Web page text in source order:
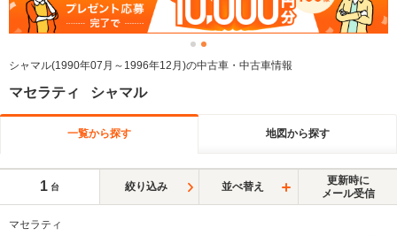
シャマル(1990年07月～1996年12月)の中古車・中古車情報
マセラティ シャマル
一覧から探す 地図から探す
1 台 絞り込み 並べ替え
更新時に
メール受信
マセラティ